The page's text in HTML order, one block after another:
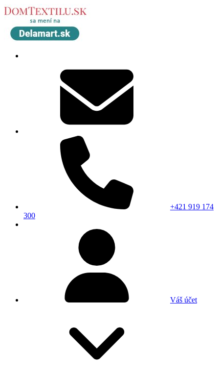
+421 919 174
300
Váš účet